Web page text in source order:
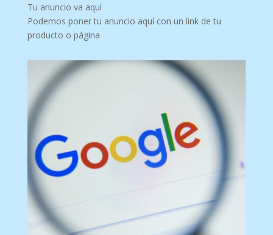
Tu anuncio va aquí
Podemos poner tu anuncio aquí con un link de tu
producto o página